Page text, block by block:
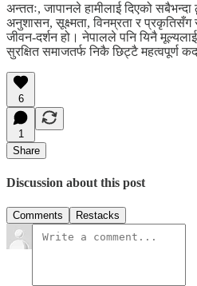
अन्ततः, जापानले हामीलाई दिएको सबैभन्दा
अनुशासन, सूक्ष्मता, विनम्रता र
जीवन-दर्शन हो। नेपालले पनि यिनै
सुरक्षित समाजतर्फ निकै छिट्टै महत्वपूर्ण
6
1
Share
Discussion about this post
Comments Restacks